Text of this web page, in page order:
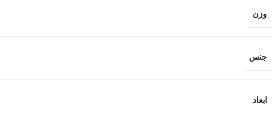
وزن
جنس
ابعاد